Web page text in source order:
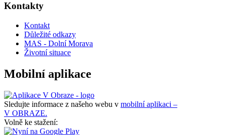
Kontakty
Kontakt
Důležité odkazy
MAS - Dolní Morava
Životní situace
Mobilní aplikace
Sledujte informace z našeho webu v mobilní aplikaci –
V OBRAZE.
Volně ke stažení: